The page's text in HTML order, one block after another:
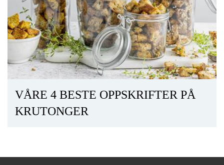
VÅRE 4 BESTE OPPSKRIFTER PÅ
KRUTONGER